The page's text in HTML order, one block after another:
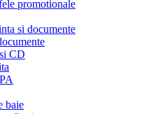
promotionale
si documente
CD
baie